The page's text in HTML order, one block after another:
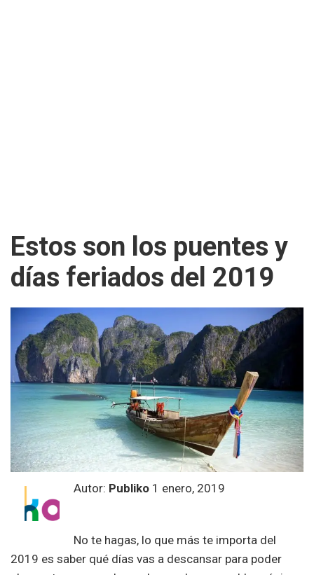
Estos son los puentes y
días feriados del 2019
Autor: Publiko 1 enero, 2019
No te hagas, lo que más te importa del
2019 es saber qué días vas a descansar para poder